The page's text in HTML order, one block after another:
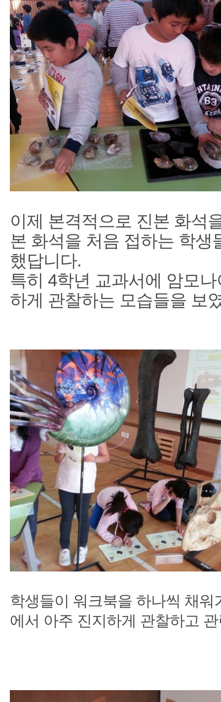
이제 본격적으로 진본 화석
본 화석을 처음 접하는 학
했답니다.
특히 4학년 교과서에 암모
하게 관찰하는 모습들을 보
학생들이 워크북을 하나씩 채
에서 아주 진지하게 관찰하고